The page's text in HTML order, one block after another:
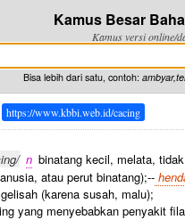
Kamus Besar
Kamus versi online/
Bisa lebih dari satu, contoh:
https://www.kbbi.web.id/cacing
n binatang kecil, melata,
atau perut binatang);--
(karena susah, malu);
yang menyebabkan penyakit